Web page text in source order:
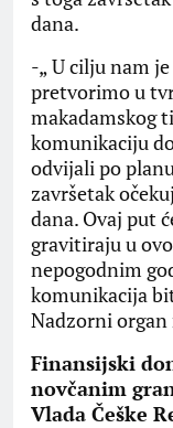
dana.
-„ U cilju nam
pretvorimo u
makadamskog
komunikaciju
odvijali po
završetak
dana. Ovaj put
gravitiraju u
nepogodnim
komunikacija
Nadzorni
Finansijski
novčanim
Vlada Češke